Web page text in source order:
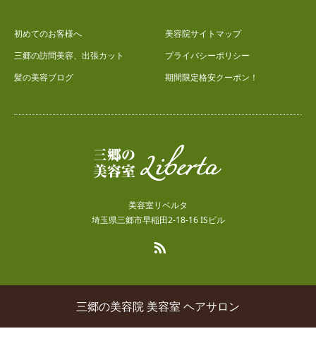
初めてのお客様へ
三郷の訪問美容、出張カット
髪の美容ブログ
美容院サイトマップ
プライバシーポリシー
期間限定格安クーポン！
美容室リベルタ
埼玉県三郷市早稲田2-18-16 ISビル
三郷の美容院 美容室 ヘアサロン